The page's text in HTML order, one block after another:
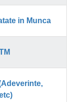
in Munca